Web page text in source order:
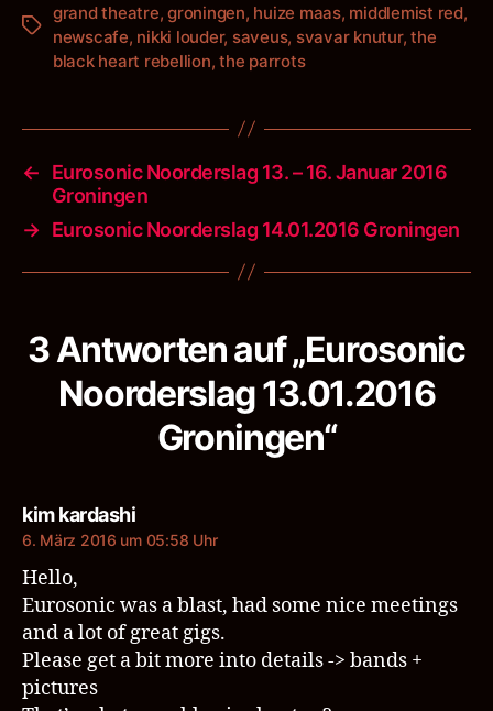
Schlagwörter
grand theatre,groningen, huize maas, middlemist red,
newscafe, nikki louder, saveus, svavar knutur,the
black heart rebellion,the parrots
←
Eurosonic Noorderslag 13. – 16. Januar 2016
Groningen
→ Eurosonic Noorderslag 14.01.2016 Groningen
3 Antworten auf „Eurosonic
Noorderslag 13.01.2016
Groningen“
kim kardashisagt:
6. März 2016 um 05:58 Uhr
Hello,
Eurosonic was a blast, had some nice meetings
and a lot of great gigs.
Please get a bit more into details -> bands +
pictures